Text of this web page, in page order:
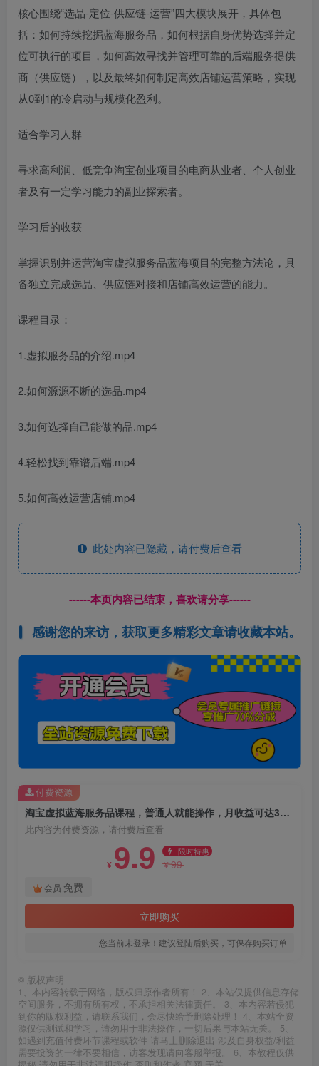
核心围绕“选品-定位-供应链-运营”四大模块展开，具体包
括：如何持续挖掘蓝海服务品，如何根据自身优势选择并定
位可执行的项目，如何高效寻找并管理可靠的后端服务提供
商（供应链），以及最终如何制定高效店铺运营策略，实现
从0到1的冷启动与规模化盈利。
适合学习人群
寻求高利润、低竞争淘宝创业项目的电商从业者、个人创业
者及有一定学习能力的副业探索者。
学习后的收获
掌握识别并运营淘宝虚拟服务品蓝海项目的完整方法论，具
备独立完成选品、供应链对接和店铺高效运营的能力。
课程目录：
1.虚拟服务品的介绍.mp4
2.如何源源不断的选品.mp4
3.如何选择自己能做的品.mp4
4.轻松找到靠谱后端.mp4
5.如何高效运营店铺.mp4
此处内容已隐藏，请付费后查看
------本页内容已结束，喜欢请分享------
感谢您的来访，获取更多精彩文章请收藏本站。
淘宝虚拟蓝海服务品课程，普通人就能操作，月收益可达3W+
此内容为付费资源，请付费后查看
¥ 9.9 限时特惠
¥99
会员 免费
立即购买
您当前未登录！建议登陆后购买，可保存购买订单
付费资源
© 版权声明
1、本内容转载于网络，版权归原作者所有！ 2、本站仅提供信息存储
空间服务，不拥有所有权，不承担相关法律责任。 3、本内容若侵犯
到你的版权利益，请联系我们，会尽快给予删除处理！ 4、本站全资
源仅供测试和学习，请勿用于非法操作，一切后果与本站无关。 5、
如遇到充值付费环节课程或软件 请马上删除退出 涉及自身权益/利益
需要投资的一律不要相信，访客发现请向客服举报。 6、本教程仅供